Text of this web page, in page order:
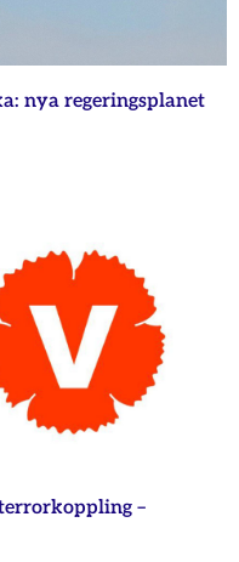
nya regeringsplanet
–